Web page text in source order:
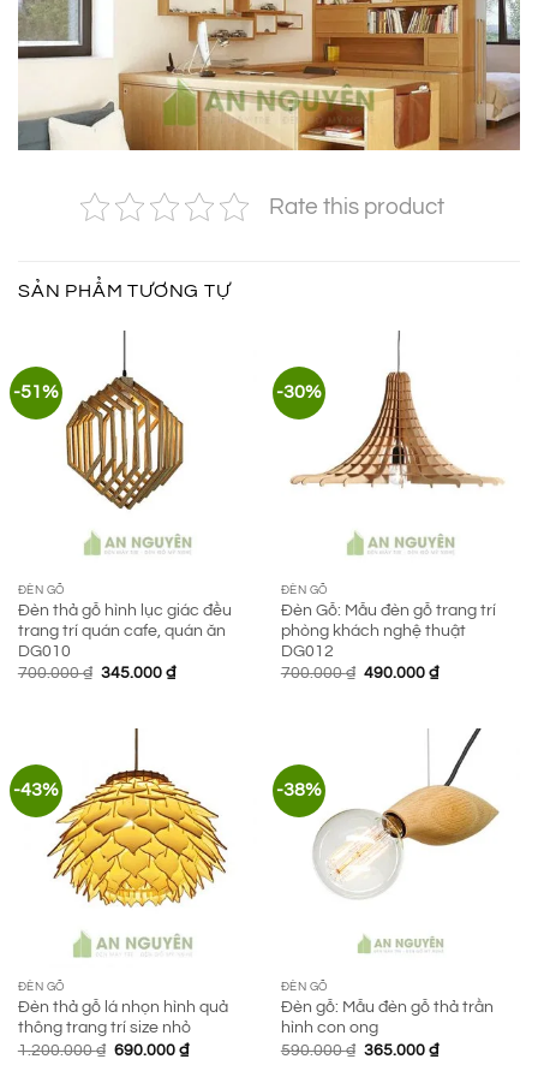
Rate this product
SẢN PHẨM TƯƠNG TỰ
-51%
ĐÈN GỖ
Đèn thả gỗ hình lục giác đều
trang trí quán cafe, quán ăn
DG010
700.000₫ Giá
345.000 ₫Giá
-30%
ĐÈN GỖ
Đèn Gỗ: Mẫu đèn gỗ trang trí
phòng khách nghệ thuật
DG012
700.000₫ Giá
490.000 ₫Giá
490.000 ₫.
-43%
ĐÈN GỖ
Đèn thả gỗ lá nhọn hình quả
thông trang trí size nhỏ
1.200.000₫ Giá
690.000 ₫Giá
-38%
ĐÈN GỖ
Đèn gỗ: Mẫu đèn gỗ thả trần
hình con ong
590.000₫ Giá
365.000 ₫Giá